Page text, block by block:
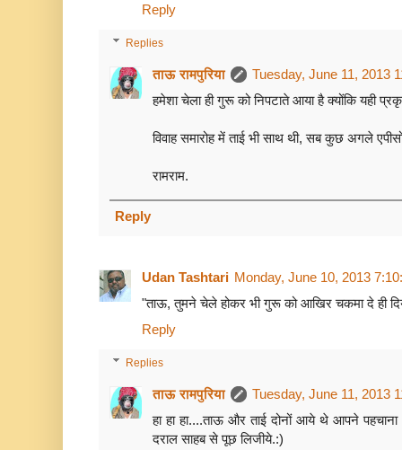
Reply
Replies
ताऊ रामपुरिया
Tuesday, June 11, 2013
हमेशा चेला ही गुरू को निपटाते आया है क्योंकि यही
विवाह समारोह में ताई भी साथ थी, सब कुछ अगले
रामराम.
Reply
Udan Tashtari Monday, June 10, 2013
"ताऊ, तुमने चेले होकर भी गुरू को आखिर चकमा दे ही
Reply
Replies
ताऊ रामपुरिया
Tuesday, June 11, 2013
हा हा हा....ताऊ और ताई दोनों आये थे आपने
दराल साहब से पूछ लिजीये.:)